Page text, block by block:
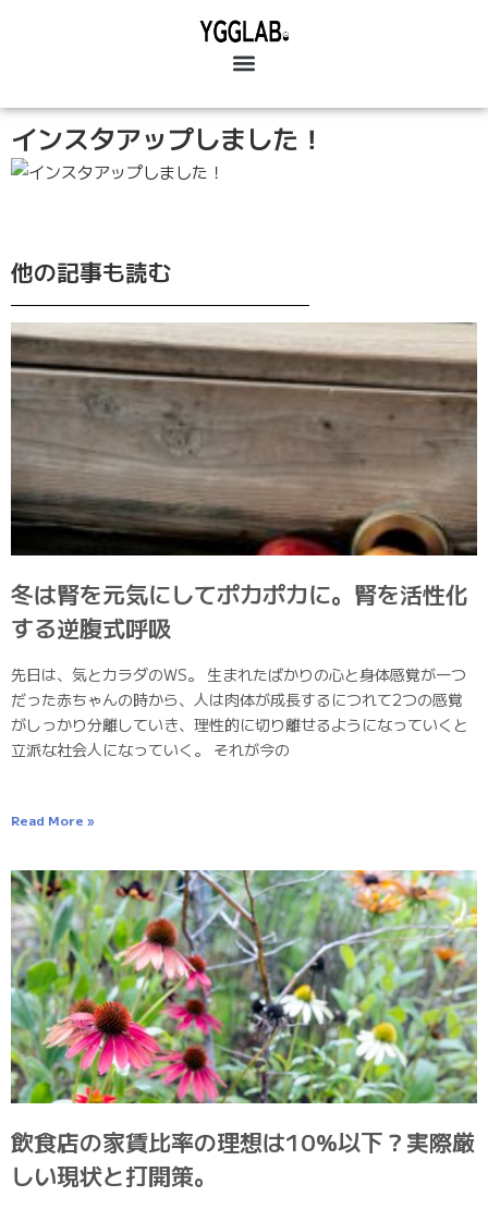
インスタアップしました！
他の記事も読む
冬は腎を元気にしてポカポカに。腎を活性化
する逆腹式呼吸
先日は、気とカラダのWS。 生まれたばかりの心と身体感覚が一つ
だった赤ちゃんの時から、人は肉体が成長するにつれて2つの感覚
がしっかり分離していき、理性的に切り離せるようになっていくと
立派な社会人になっていく。 それが今の
Read More »
飲食店の家賃比率の理想は10%以下？実際厳
しい現状と打開策。